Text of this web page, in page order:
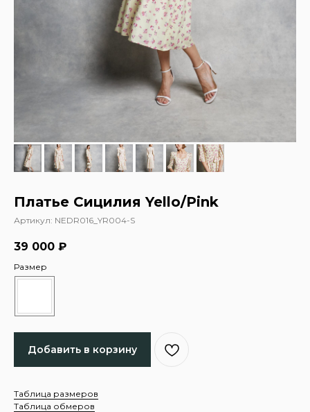
Платье Сицилия Yello/Pink
Артикул: NEDR016_YR004-S
39 000 ₽
Размер
Добавить в корзину
Таблица размеров
Таблица обмеров